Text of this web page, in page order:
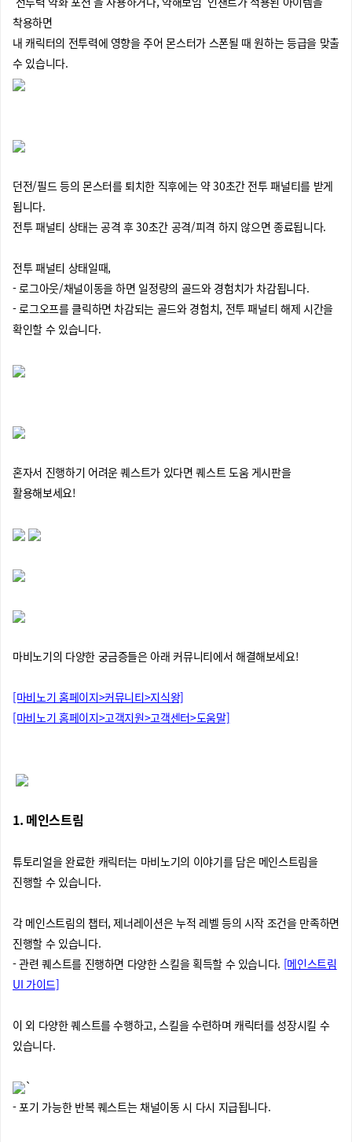
착용하면
내 캐릭터의 전투력에 영향을 주어 몬스터가 스폰될 때 원하는 등급을 맞출
수 있습니다.
던전/필드 등의 몬스터를 퇴치한 직후에는 약 30초간 전투 패널티를 받게
됩니다.
전투 패널티 상태는 공격 후 30초간 공격/피격 하지 않으면 종료됩니다.
전투 패널티 상태일때,
- 로그아웃/채널이동을 하면 일정량의 골드와 경험치가 차감됩니다.
- 로그오프를 클릭하면 차감되는 골드와 경험치, 전투 패널티 해제 시간을
확인할 수 있습니다.
혼자서 진행하기 어려운 퀘스트가 있다면 퀘스트 도움 게시판을
활용해보세요!
마비노기의 다양한 궁금증들은 아래 커뮤니티에서 해결해보세요!
[마비노기 홈페이지>커뮤니티>지식왕]
[마비노기 홈페이지>고객지원>고객센터>도움말]
1. 메인스트림
튜토리얼을 완료한 캐릭터는 마비노기의 이야기를 담은 메인스트림을
진행할 수 있습니다.
각 메인스트림의 챕터, 제너레이션은 누적 레벨 등의 시작 조건을 만족하면
진행할 수 있습니다.
- 관련 퀘스트를 진행하면 다양한 스킬을 획득할 수 있습니다. [메인스트림
UI 가이드]
이 외 다양한 퀘스트를 수행하고, 스킬을 수련하며 캐릭터를 성장시킬 수
있습니다.
`
- 포기 가능한 반복 퀘스트는 채널이동 시 다시 지급됩니다.